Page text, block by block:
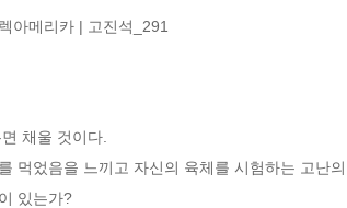
아메리카 | 고진석_291
채울 것이다.
먹었음을 느끼고 자신의 육체를 시험하는 고난의
있는가?